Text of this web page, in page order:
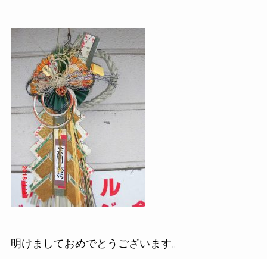
明けましておめでとうございます。